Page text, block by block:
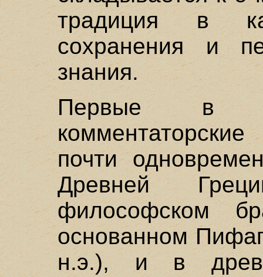
традиция в
сохранения и
знания.
Первые в
почти
Древней
философском
основанном
н.э.), и в